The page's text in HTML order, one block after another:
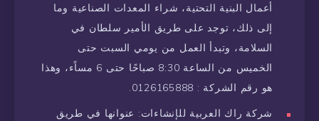
أعمال البنية التحتية، شراء المعدات الصناعية وما
إلى ذلك، توجد على طريق الأمير سلطان في
السلامة، وتبدأ العمل من يومي السبت حتى
الخميس من الساعة 8:30 صباحًا حتى 6 مساًء، وهذا
هو رقم الشركة : 0126165888.
شركة راك العربية للإنشاءات: عنوانها في طريق